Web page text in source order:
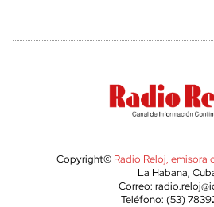
Copyright© Radio Reloj, emisora
La Habana,
Correo:
Teléfono: (53)